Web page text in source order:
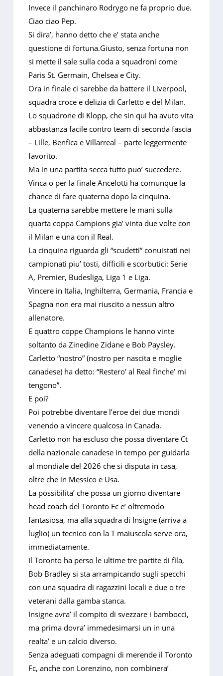
Invece il panchinaro Rodrygo ne fa proprio due.
Ciao ciao Pep.
Si dira’, hanno detto che e’ stata anche
questione di fortuna.Giusto, senza fortuna non
si mette il sale sulla coda a squadroni come
Paris St. Germain, Chelsea e City.
Ora in finale ci sarebbe da battere il Liverpool,
squadra croce e delizia di Carletto e del Milan.
Lo squadrone di Klopp, che sin qui ha avuto vita
abbastanza facile contro team di seconda fascia
– Lille, Benfica e Villarreal – parte leggermente
favorito.
Ma in una partita secca tutto puo’ succedere.
Vinca o per la finale Ancelotti ha comunque la
chance di fare quaterna dopo la cinquina.
La quaterna sarebbe mettere le mani sulla
quarta coppa Campions gia’ vinta due volte con
il Milan e una con il Real.
La cinquina riguarda gli “scudetti” conuistati nei
campionati piu’ tosti, difficili e scorbutici: Serie
A, Premier, Budesliga, Liga 1 e Liga.
Vincere in Italia, Inghilterra, Germania, Francia e
Spagna non era mai riuscito a nessun altro
allenatore.
E quattro coppe Champions le hanno vinte
soltanto da Zinedine Zidane e Bob Paysley.
Carletto “nostro” (nostro per nascita e moglie
canadese) ha detto: “Restero’ al Real finche’ mi
tengono”.
E poi?
Poi potrebbe diventare l’eroe dei due mondi
venendo a vincere qualcosa in Canada.
Carletto non ha escluso che possa diventare Ct
della nazionale canadese in tempo per guidarla
al mondiale del 2026 che si disputa in casa,
oltre che in Messico e Usa.
La possibilita’ che possa un giorno diventare
head coach del Toronto Fc e’ oltremodo
fantasiosa, ma alla squadra di Insigne (arriva a
luglio) un tecnico con la T maiuscola serve ora,
immediatamente.
Il Toronto ha perso le ultime tre partite di fila,
Bob Bradley si sta arrampicando sugli specchi
con una squadra di ragazzini locali e due o tre
veterani dalla gamba stanca.
Insigne avra’ il compito di svezzare i bambocci,
ma prima dovra’ immedesimarsi un in una
realta’ e un calcio diverso.
Senza adeguati compagni di merende il Toronto
Fc, anche con Lorenzino, non combinera’